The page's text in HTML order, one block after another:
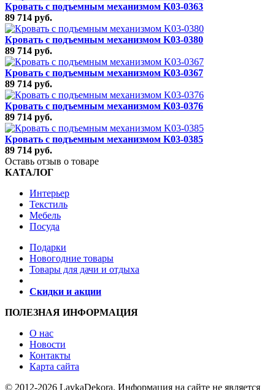
Кровать с подъемным механизмом K03-0363
89 714 руб.
Кровать с подъемным механизмом K03-0380
89 714 руб.
Кровать с подъемным механизмом K03-0367
89 714 руб.
Кровать с подъемным механизмом K03-0376
89 714 руб.
Кровать с подъемным механизмом K03-0385
89 714 руб.
Оставь отзыв о товаре
КАТАЛОГ
Интерьер
Текстиль
Мебель
Посуда
Подарки
Новогодние товары
Товары для дачи и отдыха
Скидки и акции
ПОЛЕЗНАЯ ИНФОРМАЦИЯ
О нас
Новости
Контакты
Карта сайта
© 2012-2026 LavkaDekora. Информация на сайте не является